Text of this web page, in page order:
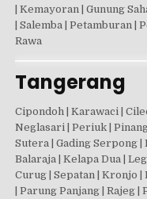
| Kemayoran | Gunung
| Salemba | Petamburan |
Rawa
Tangerang
Cipondoh | Karawaci |
Neglasari | Periuk |
Sutera | Gading Serpong |
Balaraja | Kelapa Dua |
Curug | Sepatan | Kronjo |
| Parung Panjang | Rajeg |